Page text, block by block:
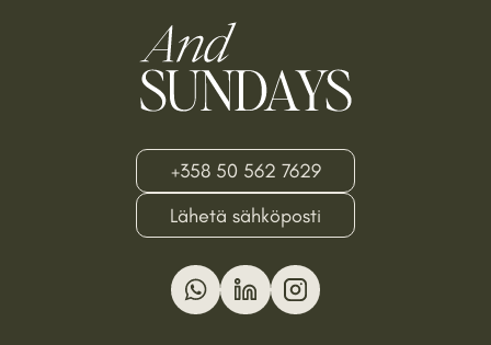
+358 50 562 7629
Lähetä sähköposti